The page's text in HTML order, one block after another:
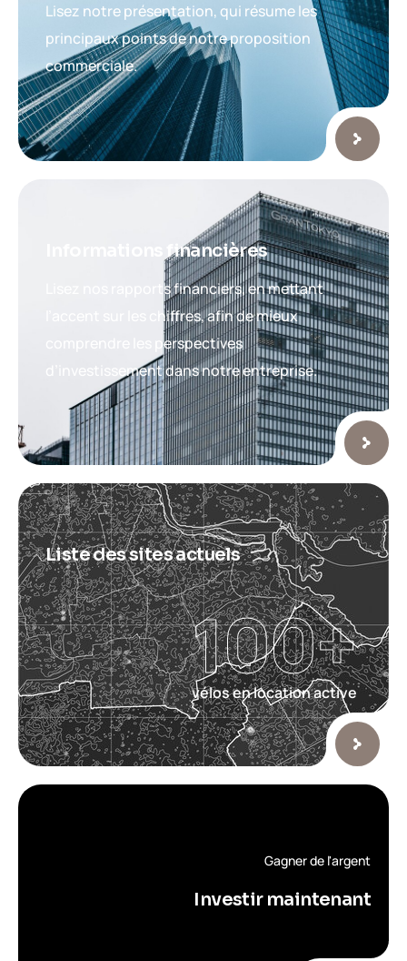
Lisez notre présentation, qui résume les
principaux points de notre proposition
commerciale.
Informations financières
Lisez nos rapports financiers, en mettant
l’accent sur les chiffres, afin de mieux
comprendre les perspectives
d’investissement dans notre entreprise.
Liste des sites actuels
vélos en location active
100+
Gagner de l'argent
Investir maintenant